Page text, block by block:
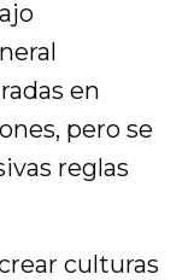
en
pero se
reglas
culturas